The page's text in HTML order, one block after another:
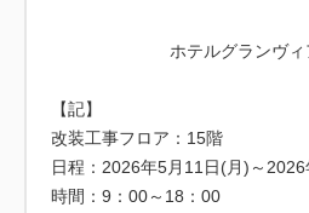
ホテルグランヴィア岡
【記】
改装工事フロア：15階
日程：2026年5月11日(月)～
時間：9：00～18：00